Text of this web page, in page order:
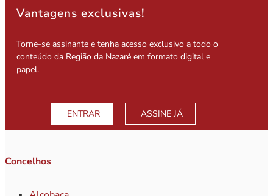
Vantagens exclusivas!
Torne-se assinante e tenha acesso exclusivo a todo o
conteúdo da Região da Nazaré em formato digital e
papel.
ENTRAR ASSINE JÁ
Concelhos